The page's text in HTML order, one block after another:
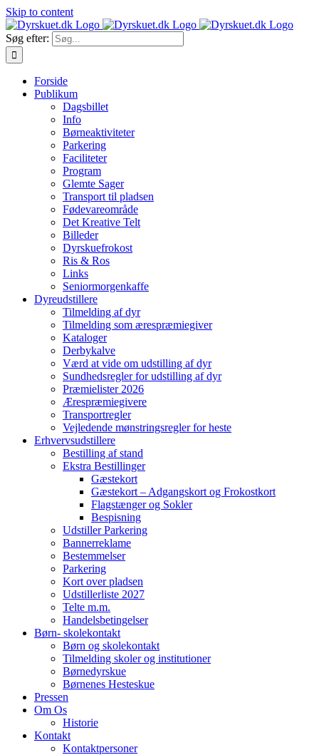
Skip to content
Søg efter:
Forside
Publikum
Dagsbillet
Info
Børneaktiviteter
Parkering
Faciliteter
Program
Glemte Sager
Transport til pladsen
Fødevareområde
Det Kreative Telt
Billeder
Dyrskuefrokost
Ris & Ros
Links
Seniormorgenkaffe
Dyreudstillere
Tilmelding af dyr
Tilmelding som ærespræmiegiver
Kataloger
Derbykalve
Værd at vide om udstilling af dyr
Sundhedsregler for udstilling af dyr
Præmielister 2026
Ærespræmiegivere
Transportregler
Vejledende mønstringsregler for heste
Erhvervsudstillere
Bestilling af stand
Ekstra Bestillinger
Gæstekort
Gæstekort – Adgangskort og Frokostkort
Flagstænger og Sokler
Bespisning
Udstiller Parkering
Bannerreklame
Bestemmelser
Parkering
Kort over pladsen
Udstillerliste 2027
Telte m.m.
Handelsbetingelser
Børn- skolekontakt
Børn og skolekontakt
Tilmelding skoler og institutioner
Børnedyrskue
Børnenes Hesteskue
Pressen
Om Os
Historie
Kontakt
Kontaktpersoner